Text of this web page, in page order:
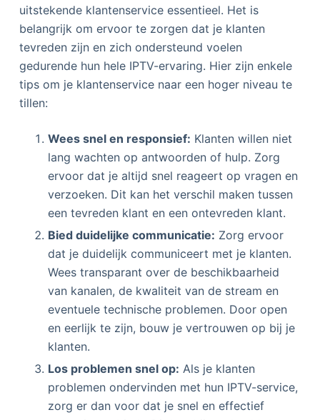
uitstekende klantenservice essentieel. Het is
belangrijk om ervoor te zorgen dat je klanten
tevreden zijn en zich ondersteund voelen
gedurende hun hele IPTV-ervaring. Hier zijn enkele
tips om je klantenservice naar een hoger niveau te
tillen:
Wees snel en responsief: Klanten willen niet
lang wachten op antwoorden of hulp. Zorg
ervoor dat je altijd snel reageert op vragen en
verzoeken. Dit kan het verschil maken tussen
een tevreden klant en een ontevreden klant.
Bied duidelijke communicatie: Zorg ervoor
dat je duidelijk communiceert met je klanten.
Wees transparant over de beschikbaarheid
van kanalen, de kwaliteit van de stream en
eventuele technische problemen. Door open
en eerlijk te zijn, bouw je vertrouwen op bij je
klanten.
Los problemen snel op: Als je klanten
problemen ondervinden met hun IPTV-service,
zorg er dan voor dat je snel en effectief